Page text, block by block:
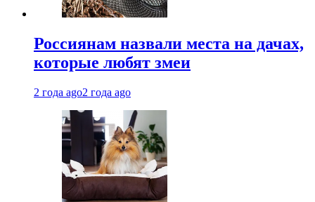
Россиянам назвали места на дачах,
которые любят змеи
2 года ago2 года ago